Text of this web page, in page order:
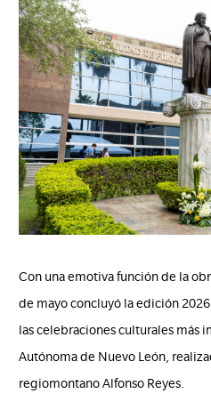
Con una emotiva función de la
de mayo concluyó la edición
las celebraciones culturales más
Autónoma de Nuevo León,
regiomontano Alfonso Reyes.